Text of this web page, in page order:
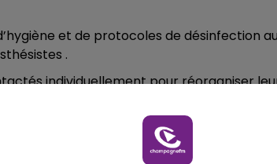
BEST OF
et de protocoles de désinfection
.
individuellement pour réorganiser
des équipes du GHSA